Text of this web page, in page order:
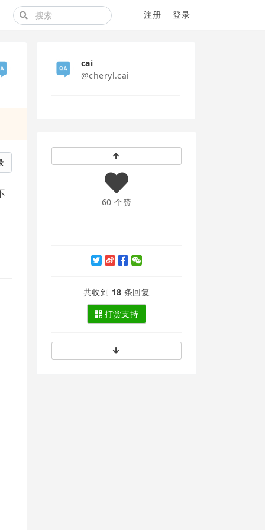
注册 登录
cai
@cheryl.cai
60 个赞
共收到 18 条回复
打赏支持